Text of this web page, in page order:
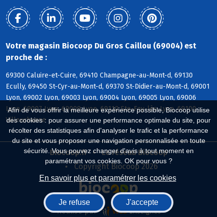
Afin de vous offrir la meilleure expérience possible, Biocoop utilise
des cookies : pour assurer une performance optimale du site, pour
récolter des statistiques afin d'analyser le trafic et la performance
du site et vous proposer une navigation personnalisée en toute
sécurité. Vous pouvez changer d'avis à tout moment en
paramétrant vos cookies. OK pour vous ?
En savoir plus et paramétrer les cookies
Je refuse J'accepte
Votre magasin Biocoop Du Gros Caillou (69004) est
proche de :
69300 Caluire-et-Cuire, 69410 Champagne-au-Mont-d, 69130
Ecully, 69450 St-Cyr-au-Mont-d, 69370 St-Didier-au-Mont-d, 69001
Lyon, 69002 Lyon, 69003 Lyon, 69004 Lyon, 69005 Lyon, 69006
Lyon, 69007 Lyon, 69009 Lyon, 69110 Ste-Foy-lès-Lyon, 69100
Villeurbanne
Biocoop.fr
Le réseau Biocoop
Copyright Biocoop 2026
Réalisé par